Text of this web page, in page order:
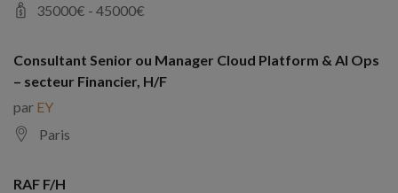
35000€ - 45000€
Consultant Senior ou Manager Cloud Platform & AI Ops
– secteur Financier, H/F
par EY
Paris
RAF F/H